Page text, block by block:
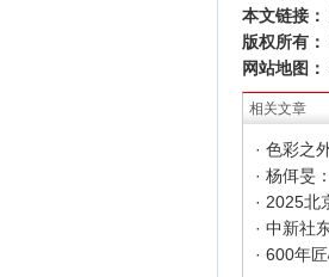
本文链接：
版权所有：
网站地图：
相关文章